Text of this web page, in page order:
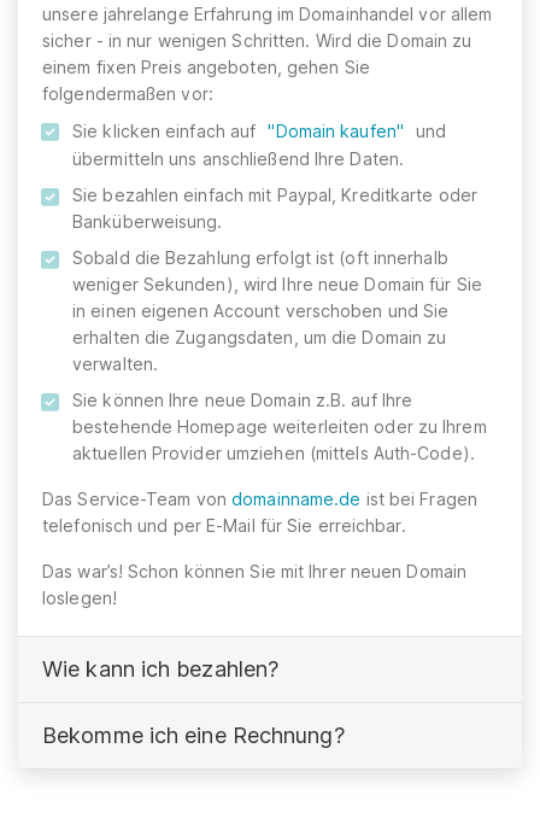
unsere jahrelange Erfahrung im Domainhandel vor allem
sicher - in nur wenigen Schritten. Wird die Domain zu
einem fixen Preis angeboten, gehen Sie
folgendermaßen vor:
Sie klicken einfach auf
"Domain kaufen"
und
übermitteln uns anschließend Ihre Daten.
Sie bezahlen einfach mit Paypal, Kreditkarte oder
Banküberweisung.
Sobald die Bezahlung erfolgt ist (oft innerhalb
weniger Sekunden), wird Ihre neue Domain für Sie
in einen eigenen Account verschoben und Sie
erhalten die Zugangsdaten, um die Domain zu
verwalten.
Sie können Ihre neue Domain z.B. auf Ihre
bestehende Homepage weiterleiten oder zu Ihrem
aktuellen Provider umziehen (mittels Auth-Code).
Das Service-Team vondomainname.de ist bei Fragen
telefonisch und per E-Mail für Sie erreichbar.
Das war’s! Schon können Sie mit Ihrer neuen Domain
loslegen!
Wie kann ich bezahlen?
Bekomme ich eine Rechnung?